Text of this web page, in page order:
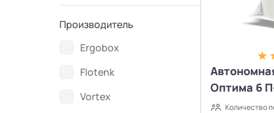
Септики Bunker 2
Септики Топаэро
Производитель
Ergobox
Flotenk
Vortex
Оптима 6
Количество